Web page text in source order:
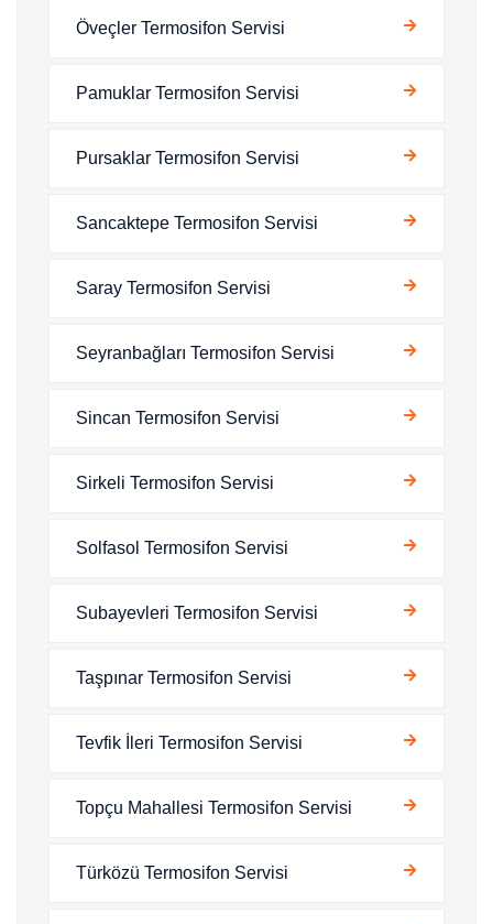
Öveçler Termosifon Servisi
Pamuklar Termosifon Servisi
Pursaklar Termosifon Servisi
Sancaktepe Termosifon Servisi
Saray Termosifon Servisi
Seyranbağları Termosifon Servisi
Sincan Termosifon Servisi
Sirkeli Termosifon Servisi
Solfasol Termosifon Servisi
Subayevleri Termosifon Servisi
Taşpınar Termosifon Servisi
Tevfik İleri Termosifon Servisi
Topçu Mahallesi Termosifon Servisi
Türközü Termosifon Servisi